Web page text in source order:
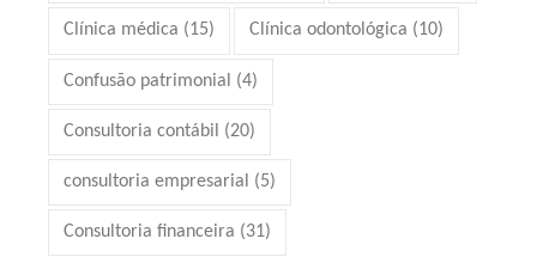
Clínica médica (15) Clínica odontológica (10)
Confusão patrimonial (4)
Consultoria contábil (20)
consultoria empresarial (5)
Consultoria financeira (31)